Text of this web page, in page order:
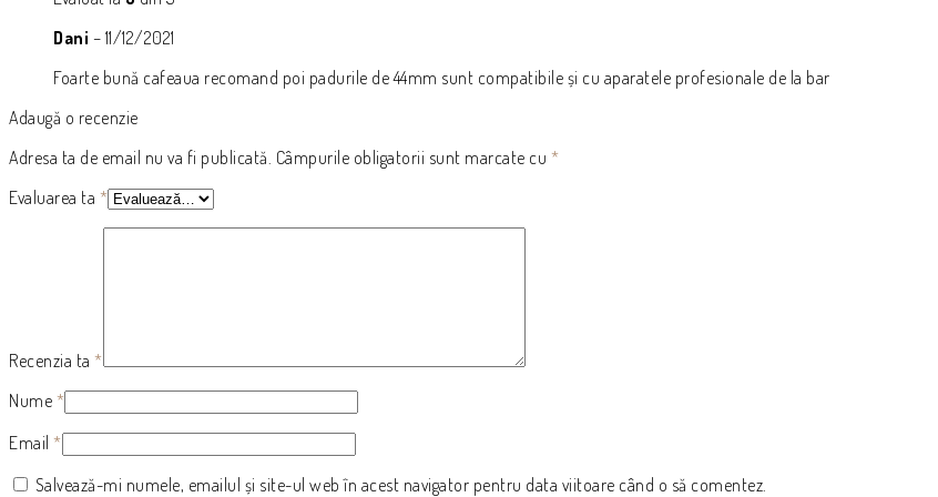
Dani – 11/12/2021
Foarte bună cafeaua recomand poi padurile de 44mm sunt compatibile și cu aparatele profesionale de la bar
Adaugă o recenzie
Adresa ta de email nu va fi publicată. Câmpurile obligatorii sunt marcate cu *
Evaluarea ta *
Recenzia ta *
Nume *
Email *
Salvează-mi numele, emailul și site-ul web în acest navigator pentru data viitoare când o să comentez.